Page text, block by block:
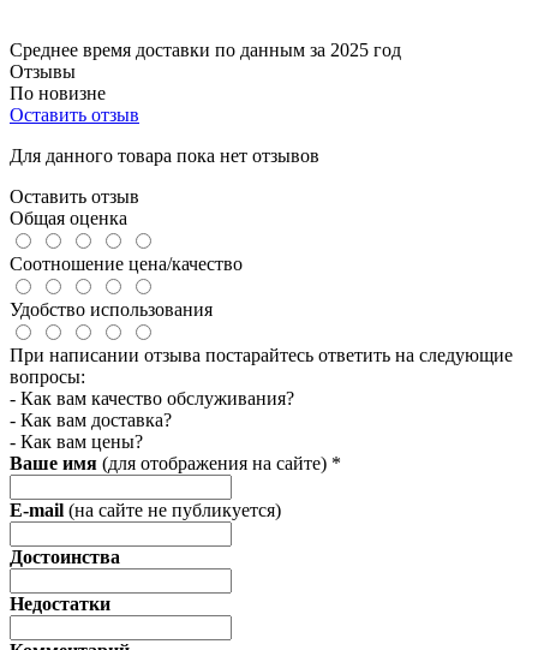
Среднее время доставки по данным за 2025 год
Отзывы
По новизне
Оставить отзыв
Для данного товара пока нет отзывов
Оставить отзыв
Общая оценка
Соотношение цена/качество
Удобство использования
При написании отзыва постарайтесь ответить на следующие
вопросы:
- Как вам качество обслуживания?
- Как вам доставка?
- Как вам цены?
Ваше имя (для отображения на сайте) *
E-mail (на сайте не публикуется)
Достоинства
Недостатки